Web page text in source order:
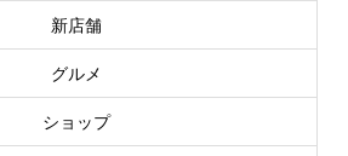
新店舗
グルメ
ショップ